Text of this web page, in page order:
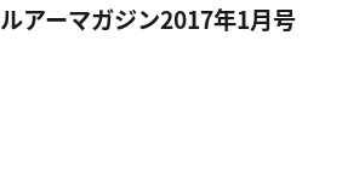
ルアーマガジン2017年1月号